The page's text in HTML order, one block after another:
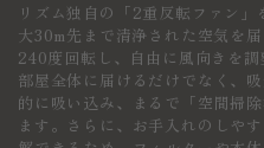
リズム独自の「2重反転ファン
大30m先まで清浄された空気を
240度回転し、自由に風向きを
部屋全体に届けるだけでなく、
的に吸い込み、まるで「空間掃
ます。さらに、お手入れのしや